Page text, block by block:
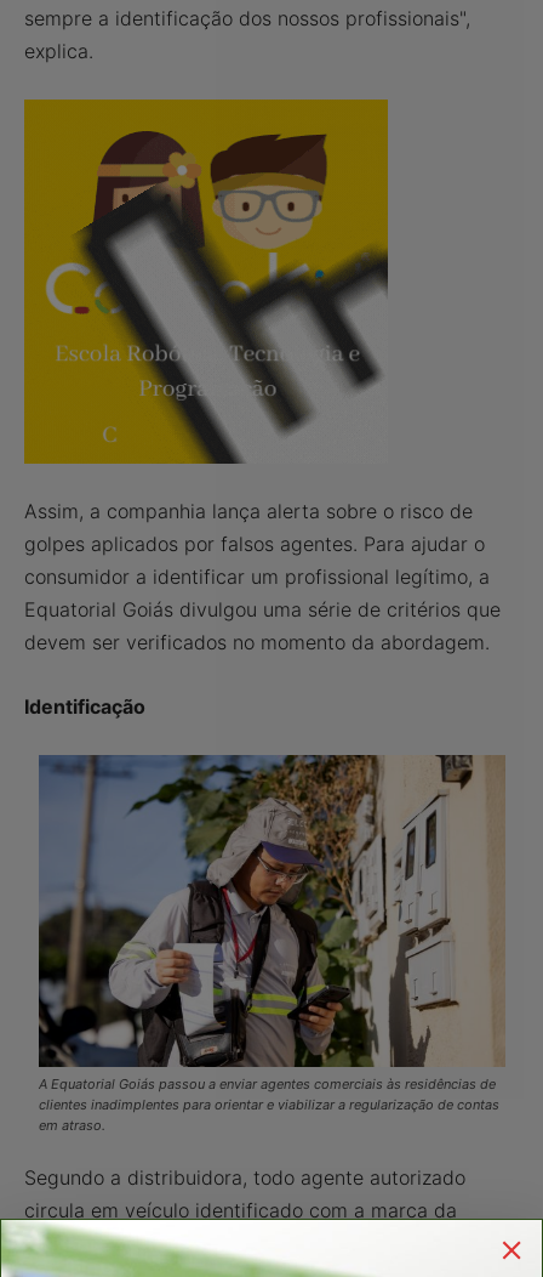
sempre a identificação dos nossos profissionais",
explica.
Assim, a companhia lança alerta sobre o risco de
golpes aplicados por falsos agentes. Para ajudar o
consumidor a identificar um profissional legítimo, a
Equatorial Goiás divulgou uma série de critérios que
devem ser verificados no momento da abordagem.
Identificação
A Equatorial Goiás passou a enviar agentes comerciais às residências de
clientes inadimplentes para orientar e viabilizar a regularização de contas
em atraso.
Segundo a distribuidora, todo agente autorizado
circula em veículo identificado com a marca da
empresa e porta crachá visível com nome e foto.